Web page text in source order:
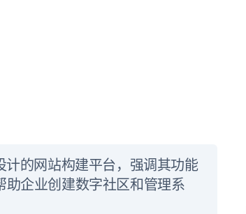
的网站构建平台，强调其功能
企业创建数字社区和管理系